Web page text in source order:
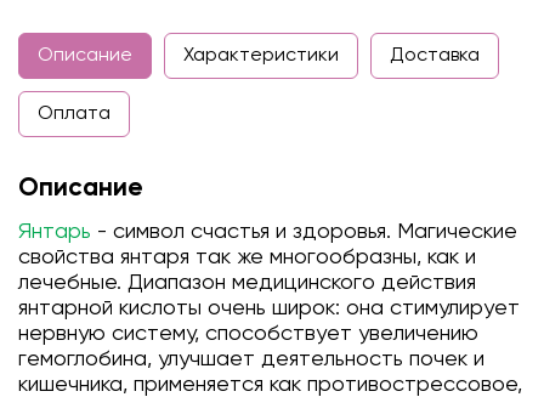
Описание Характеристики Доставка
Оплата
Описание
Янтарь - символ счастья и здоровья. Магические
свойства янтаря так же многообразны, как и
лечебные. Диапазон медицинского действия
янтарной кислоты очень широк: она стимулирует
нервную систему, способствует увеличению
гемоглобина, улучшает деятельность почек и
кишечника, применяется как противострессовое,